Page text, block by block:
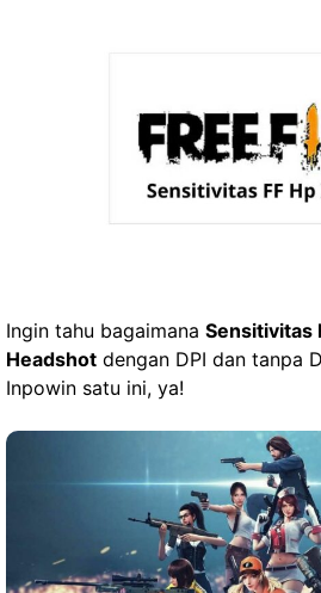
Ingin tahu bagaimana Sensitivitas
Headshot dengan DPI dan tanpa
Inpowin satu ini, ya!